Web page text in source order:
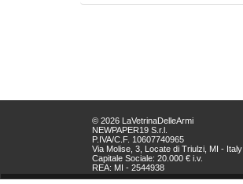
© 2026 LaVetrinaDelleArmi
NEWPAPER19 S.r.l.
P.IVA/C.F. 10607740965
Via Molise, 3, Locate di Triulzi, MI - Italy
Capitale Sociale: 20.000 € i.v.
REA: MI - 2544938